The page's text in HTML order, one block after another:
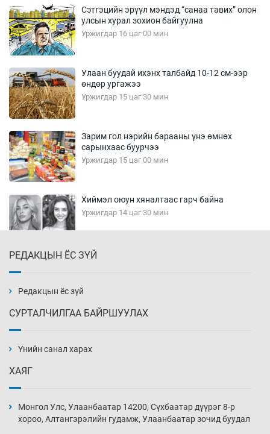
Сэтгэцийн эрүүл мэндэд “санаа тавих” олон
улсын хурал зохион байгуулна
Уржигдар 16 цаг 00 мин
Улаан буудай ихэнх талбайд 10-12 см-ээр
өндөр ургажээ
Уржигдар 15 цаг 30 мин
Зарим гол нэрийн барааны үнэ өмнөх
сарынхаас буурчээ
Уржигдар 15 цаг 00 мин
Хиймэл оюун хяналтаас гарч байна
Уржигдар 14 цаг 30 мин
Уржигдар 14 цаг 00 мин
нэмэгджээ
Уржигдар 13 цаг 30 мин
РЕДАКЦЫН ЁС ЗҮЙ
Редакцын ёс зүй
СУРТАЛЧИЛГАА БАЙРШУУЛАХ
Үнийн санал харах
ХАЯГ
Монгол Улс, Улаанбаатар 14200, Сүхбаатар дүүрэг 8-р
хороо, Алтангэрэлийн гудамж, Улаанбаатар зочид буудал